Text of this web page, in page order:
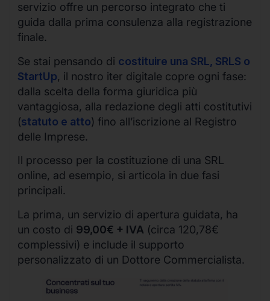
servizio offre un percorso integrato che ti
guida dalla prima consulenza alla registrazione
finale.
Se stai pensando di costituire una SRL, SRLS o
StartUp, il nostro iter digitale copre ogni fase:
dalla scelta della forma giuridica più
vantaggiosa, alla redazione degli atti costitutivi
(statuto e atto) fino all’iscrizione al Registro
delle Imprese.
Il processo per la costituzione di una SRL
online, ad esempio, si articola in due fasi
principali.
La prima, un servizio di apertura guidata, ha
un costo di 99,00€ + IVA (circa 120,78€
complessivi) e include il supporto
personalizzato di un Dottore Commercialista.